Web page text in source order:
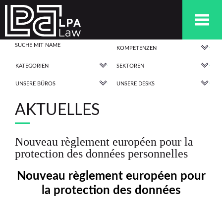
KOMPETENZEN
KATEGORIEN SEKTOREN
UNSERE BÜROS UNSERE DESKS
AKTUELLES
Nouveau règlement européen pour la
protection des données personnelles
Nouveau règlement européen pour
la protection des données